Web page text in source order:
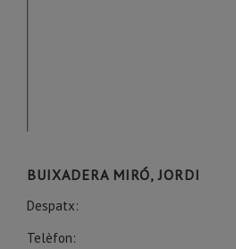
BUIXADERA MIRÓ, JORDI
Despatx:
Telèfon: